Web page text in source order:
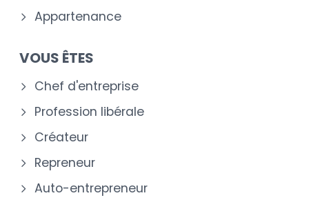
Appartenance
VOUS ÊTES
Chef d'entreprise
Profession libérale
Créateur
Repreneur
Auto-entrepreneur